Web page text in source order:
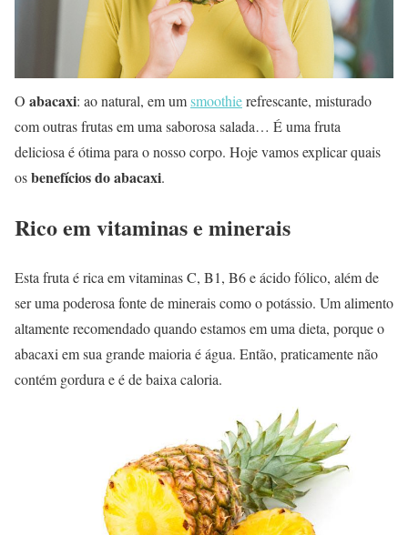
O abacaxi: ao natural, em umsmoothierefrescante, misturado
com outras frutas em uma saborosa salada… É uma fruta
deliciosa é ótima para o nosso corpo. Hoje vamos explicar quais
osbenefícios do abacaxi.
Rico em vitaminas e minerais
Esta fruta é rica em vitaminas C, B1, B6 e ácido fólico, além de
ser uma poderosa fonte de minerais como o potássio. Um alimento
altamente recomendado quando estamos em uma dieta, porque o
abacaxi em sua grande maioria é água. Então, praticamente não
contém gordura e é de baixa caloria.